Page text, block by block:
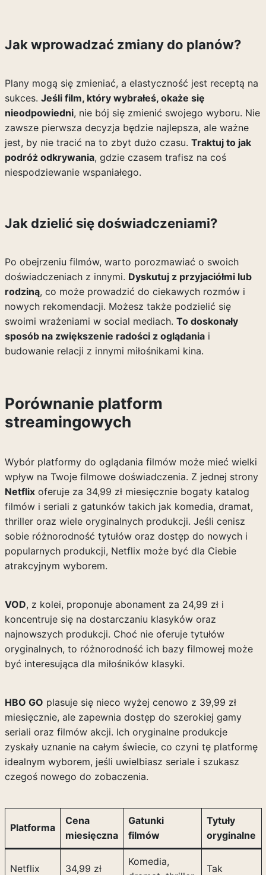
Jak wprowadzać zmiany do planów?
Plany mogą się zmieniać, a elastyczność jest receptą na
sukces. Jeśli film, który wybrałeś, okaże się
nieodpowiedni, nie bój się zmienić swojego wyboru. Nie
zawsze pierwsza decyzja będzie najlepsza, ale ważne
jest, by nie tracić na to zbyt dużo czasu. Traktuj to jak
podróż odkrywania, gdzie czasem trafisz na coś
niespodziewanie wspaniałego.
Jak dzielić się doświadczeniami?
Po obejrzeniu filmów, warto porozmawiać o swoich
doświadczeniach z innymi. Dyskutuj z przyjaciółmi lub
rodziną, co może prowadzić do ciekawych rozmów i
nowych rekomendacji. Możesz także podzielić się
swoimi wrażeniami w social mediach. To doskonały
sposób na zwiększenie radości z oglądaniai
budowanie relacji z innymi miłośnikami kina.
Porównanie platform
streamingowych
Wybór platformy do oglądania filmów może mieć wielki
wpływ na Twoje filmowe doświadczenia. Z jednej strony
Netflixoferuje za 34,99 zł miesięcznie bogaty katalog
filmów i seriali z gatunków takich jak komedia, dramat,
thriller oraz wiele oryginalnych produkcji. Jeśli cenisz
sobie różnorodność tytułów oraz dostęp do nowych i
popularnych produkcji, Netflix może być dla Ciebie
atrakcyjnym wyborem.
VOD, z kolei, proponuje abonament za 24,99 zł i
koncentruje się na dostarczaniu klasyków oraz
najnowszych produkcji. Choć nie oferuje tytułów
oryginalnych, to różnorodność ich bazy filmowej może
być interesująca dla miłośników klasyki.
HBO GO plasuje się nieco wyżej cenowo z 39,99 zł
miesięcznie, ale zapewnia dostęp do szerokiej gamy
seriali oraz filmów akcji. Ich oryginalne produkcje
zyskały uznanie na całym świecie, co czyni tę platformę
idealnym wyborem, jeśli uwielbiasz seriale i szukasz
czegoś nowego do zobaczenia.
Platforma
Cena
miesięczna
Gatunki
filmów
Tytuły
oryginalne
Netflix 34,99 zł
Komedia,
Tak